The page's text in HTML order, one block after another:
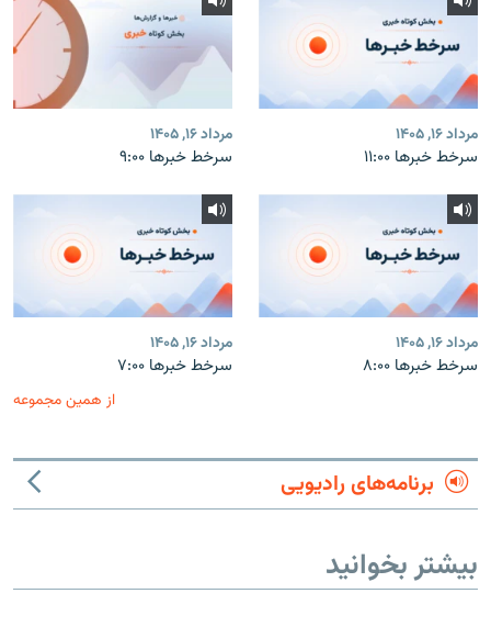
مرداد ۱۶, ۱۴۰۵
سرخط خبرها ۱۱:۰۰
مرداد ۱۶, ۱۴۰۵
سرخط خبرها ۹:۰۰
مرداد ۱۶, ۱۴۰۵
سرخط خبرها ۸:۰۰
مرداد ۱۶, ۱۴۰۵
سرخط خبرها ۷:۰۰
از همین مجموعه
برنامه‌های رادیویی
بیشتر بخوانید